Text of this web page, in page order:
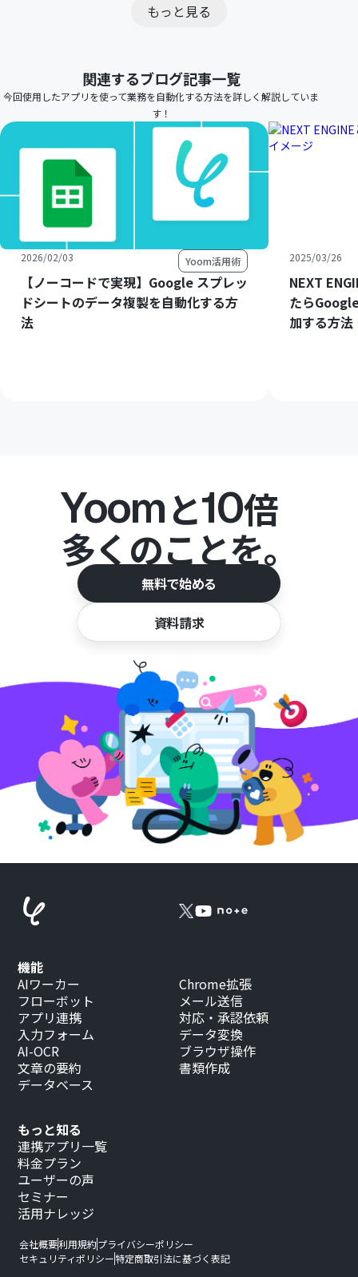
もっと見る
関連するブログ記事一覧
今回使用したアプリを使って業務を自動化する方法を詳しく解説していま
す！
2026/02/03 Yoom活用術
【ノーコードで実現】Google スプレッ
ドシートのデータ複製を自動化する方
法
2025/03/26
NEXT
たら
加する方法
Yoomと10倍
多くのことを。
無料で始める
資料請求
もっと知る
連携アプリ一覧
料金プラン
ユーザーの声
セミナー
活用ナレッジ
機能
AIワーカー
フローボット
アプリ連携
入力フォーム
AI-OCR
文章の要約
データベース
Chrome拡張
メール送信
対応・承認依頼
データ変換
ブラウザ操作
書類作成
会社概要利用規約プライバシーポリシー
セキュリティポリシー特定商取引法に基づく表記